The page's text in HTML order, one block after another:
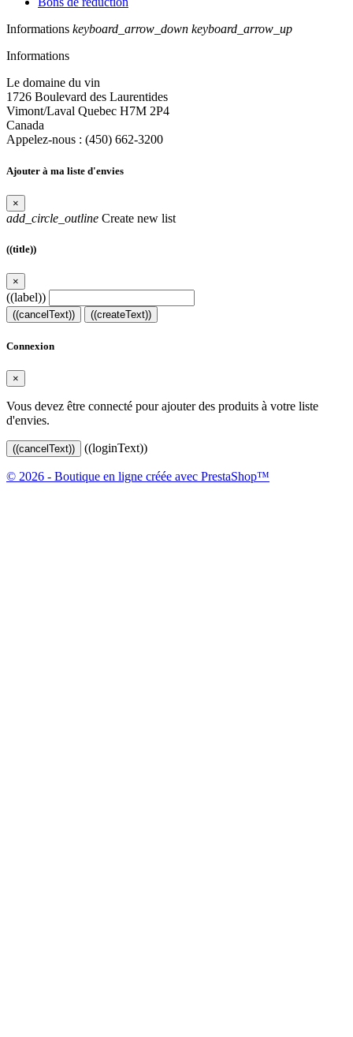
Informations keyboard_arrow_down keyboard_arrow_up
Informations
Le domaine du vin
1726 Boulevard des Laurentides
Vimont/Laval Quebec H7M 2P4
Canada
Appelez-nous : (450) 662-3200
Ajouter à ma liste d'envies
×
add_circle_outline Create new list
((title))
×
((label))
((cancelText)) ((createText))
Connexion
×
Vous devez être connecté pour ajouter des produits à votre liste
d'envies.
((cancelText)) ((loginText))
© 2026 - Boutique en ligne créée avec PrestaShop™